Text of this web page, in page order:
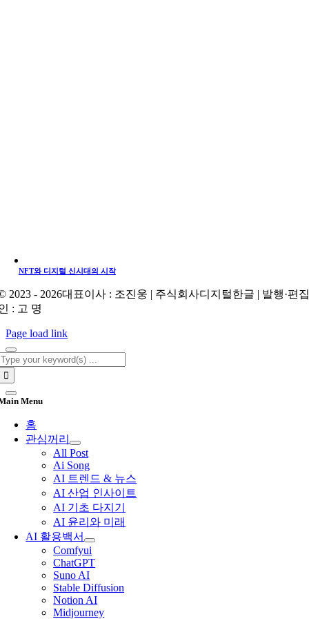
NFT와 디지털 신시대의 시작
2023 - 2026대표이사 : 조진웅 | 주식회사디지털한글 | 발행·편
: 고 명
Page load link
Menu
홈
관심꺼리
All Post
Ai Song
AI 트렌드 & 뉴스
AI 산업 인사이트
AI 기초 다지기
AI 윤리와 미래
AI 활용백서
Comfyui
ChatGPT
Suno AI
Stable Diffusion
Notion AI
Midjourney